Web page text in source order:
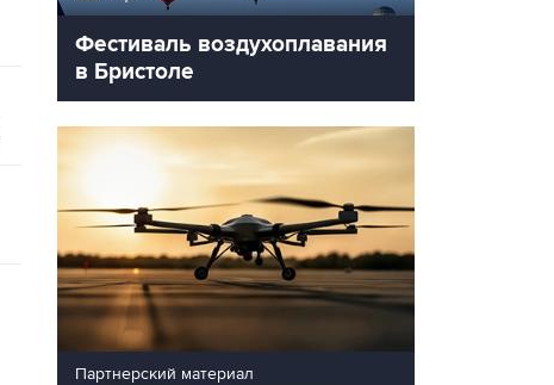
Фестиваль воздухоплавания
в Бристоле
Партнерский материал